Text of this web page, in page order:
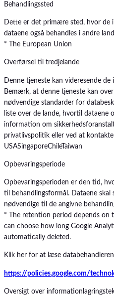
Behandlingssted
Dette er det primære sted, hvor de
dataene også behandles i andre
* The European Union
Overførsel til tredjelande
Denne tjeneste kan videresende
Bemærk, at denne tjeneste kan
nødvendige standarder for
liste over de lande, hvortil dataene
information om
privatlivspolitik eller ved at
USASingaporeChileTaiwan
Opbevaringsperiode
Opbevaringsperioden er den tid,
til behandlingsformål. Dataene skal
nødvendige til de angivne
* The retention period depends on
can choose how long Google
automatically deleted.
Klik her for at læse
https://policies.google.com/
Oversigt over